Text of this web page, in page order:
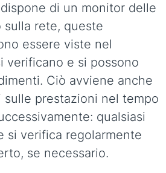
di un monitor delle
rete, queste
essere viste nel
verificano e si possono
Ciò avviene anche
sulle prestazioni nel tempo
qualsiasi
si verifica regolarmente
se necessario.